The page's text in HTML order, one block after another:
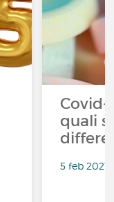
Covid-
quali
5 feb 2021